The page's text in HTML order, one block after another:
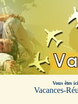
Vous êtes
Vacances-